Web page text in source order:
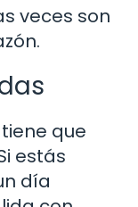
veces son
que
estás
día